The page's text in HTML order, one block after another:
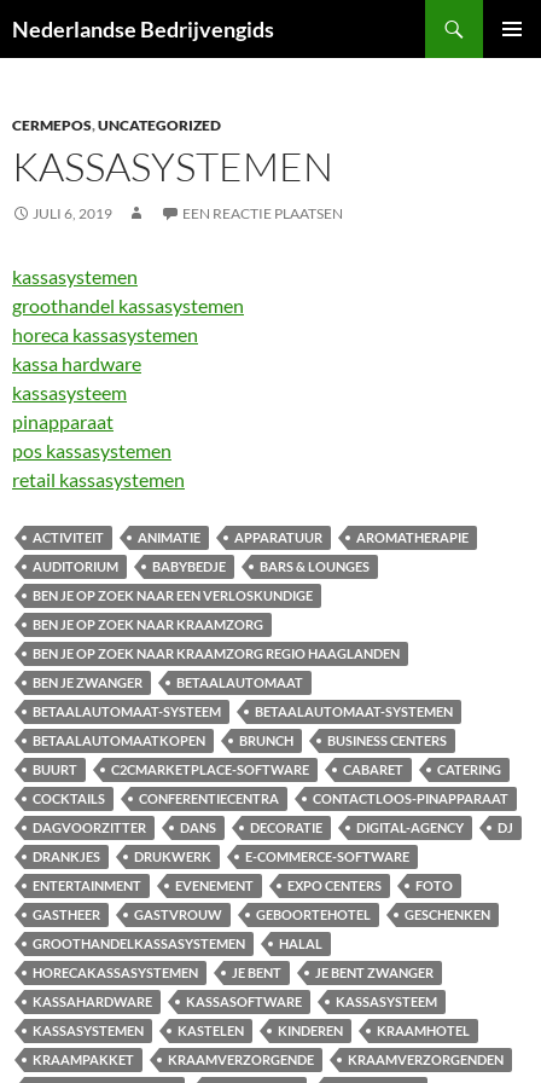
naar
Nederlandse Bedrijvengids
CERMEPOS,UNCATEGORIZED
KASSASYSTEMEN
JULI 6, 2019 EEN REACTIE PLAATSEN
kassasystemen
groothandel kassasystemen
horeca kassasystemen
kassa hardware
kassasysteem
pinapparaat
pos kassasystemen
retail kassasystemen
ACTIVITEIT ANIMATIE APPARATUUR
AROMATHERAPIE
AUDITORIUM
BABYBEDJE
BARS & LOUNGES
BEN JE OP ZOEK NAAR EEN VERLOSKUNDIGE
BEN JE OP ZOEK NAAR KRAAMZORG
BEN JE OP ZOEK NAAR KRAAMZORG REGIO HAAGLANDEN
BEN JE ZWANGER
BETAALAUTOMAAT
BETAALAUTOMAAT-SYSTEEM
BETAALAUTOMAAT-SYSTEMEN
BETAALAUTOMAATKOPEN
BRUNCH
BUSINESS CENTERS
BUURT
C2CMARKETPLACE-SOFTWARE CABARET
CATERING
COCKTAILS
CONFERENTIECENTRA
CONTACTLOOS-PINAPPARAAT
DAGVOORZITTER
DANS DECORATIE DIGITAL-AGENCY
DJ
DRANKJES
DRUKWERK
E-COMMERCE-SOFTWARE
ENTERTAINMENT
EVENEMENT EXPO CENTERS
FOTO
GASTHEER
GASTVROUW GEBOORTEHOTEL
GESCHENKEN
GROOTHANDELKASSASYSTEMEN
HALAL
HORECAKASSASYSTEMEN
JE BENT
JE BENT ZWANGER
KASSAHARDWARE
KASSASOFTWARE
KASSASYSTEEM
KASSASYSTEMEN
KASTELEN KINDEREN
KRAAMHOTEL
KRAAMPAKKET
KRAAMVERZORGENDE
KRAAMVERZORGENDEN